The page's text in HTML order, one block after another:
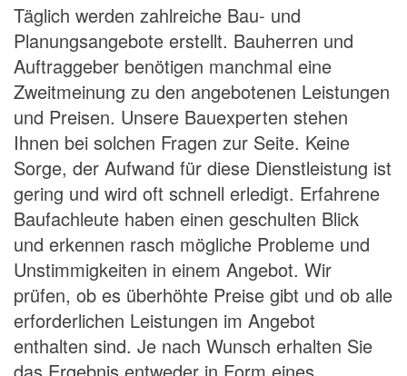
Täglich werden zahlreiche Bau- und
Planungsangebote erstellt. Bauherren und
Auftraggeber benötigen manchmal eine
Zweitmeinung zu den angebotenen Leistungen
und Preisen. Unsere Bauexperten stehen
Ihnen bei solchen Fragen zur Seite. Keine
Sorge, der Aufwand für diese Dienstleistung ist
gering und wird oft schnell erledigt. Erfahrene
Baufachleute haben einen geschulten Blick
und erkennen rasch mögliche Probleme und
Unstimmigkeiten in einem Angebot. Wir
prüfen, ob es überhöhte Preise gibt und ob alle
erforderlichen Leistungen im Angebot
enthalten sind. Je nach Wunsch erhalten Sie
das Ergebnis entweder in Form eines